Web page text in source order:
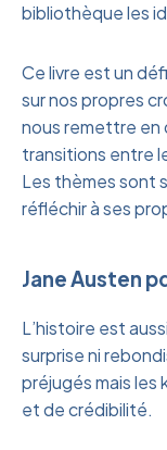
bibliothèque les
Ce livre est un
sur nos propres
nous remettre en
transitions entre
Les thèmes sont
réfléchir à ses
Jane Austen
L’histoire est
surprise ni
préjugés mais
et de crédibilité.